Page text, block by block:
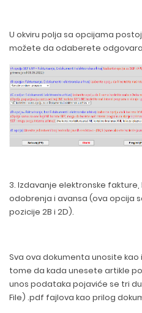
U okviru polja sa opcijama
možete da odaberete
3. Izdavanje elektronske fakture,
odobrenja i avansa (ova opcija
pozicije 2B i 2D).
Sva ova dokumenta unosite kao
tome da kada unesete artikle
unos podataka pojaviće se tri
File) .pdf fajlova kao prilog